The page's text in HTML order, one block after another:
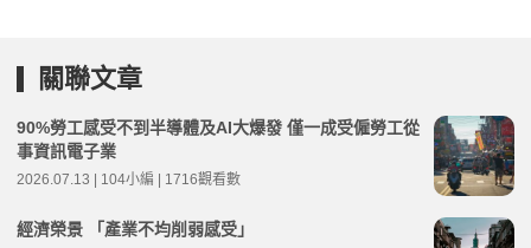
關聯文章
90%勞工感受不到半導體及AI大爆發 僅一成受僱勞工從
事資訊電子業
2026.07.13 | 104小編 | 1716觀看數
經濟榮景 「產業不均削弱感受」